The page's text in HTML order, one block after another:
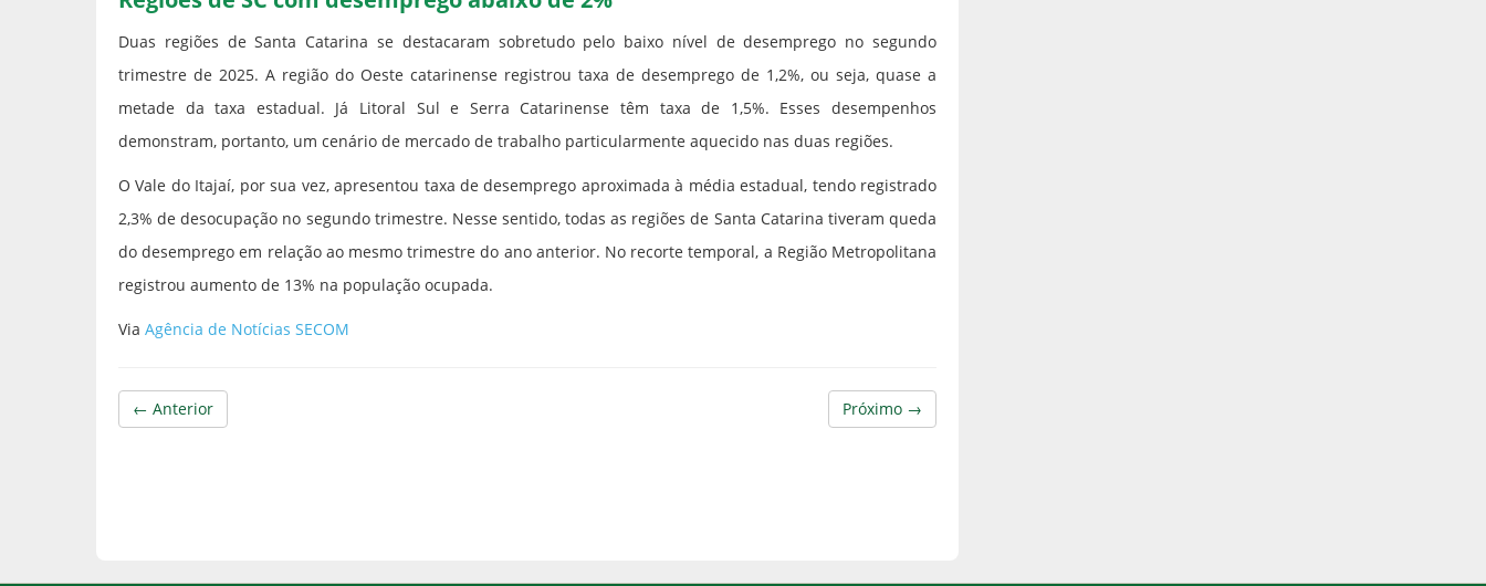
Duas regiões de Santa Catarina se destacaram sobretudo pelo baixo nível de desemprego no segundo
trimestre de 2025. A região do Oeste catarinense registrou taxa de desemprego de 1,2%, ou seja, quase a
metade da taxa estadual. Já Litoral Sul e Serra Catarinense têm taxa de 1,5%. Esses desempenhos
demonstram, portanto, um cenário de mercado de trabalho particularmente aquecido nas duas regiões.
O Vale do Itajaí, por sua vez, apresentou taxa de desemprego aproximada à média estadual, tendo registrado
2,3% de desocupação no segundo trimestre. Nesse sentido, todas as regiões de Santa Catarina tiveram queda
do desemprego em relação ao mesmo trimestre do ano anterior. No recorte temporal, a Região Metropolitana
registrou aumento de 13% na população ocupada.
Via Agência de Notícias SECOM
Próximo →
← Anterior